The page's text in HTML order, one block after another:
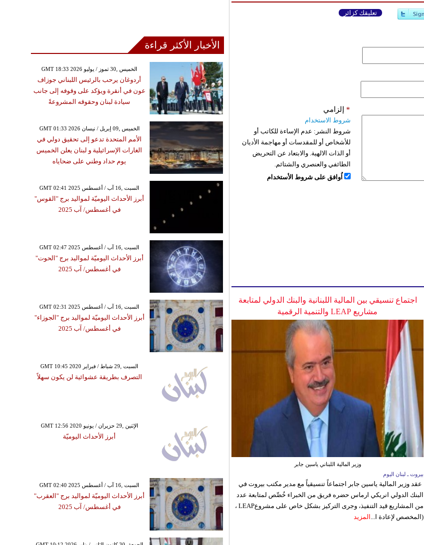
تعليقك كزائر
إلزامي *
شروط الاستخدام
شروط النشر: عدم الإساءة للكاتب أو
للأشخاص أو للمقدسات أو مهاجمة الأديان
أو الذات الالهية. والابتعاد عن التحريض
الطائفي والعنصري والشتائم.
اُوافق على شروط الأستخدام
اجتماع تنسيقي بين المالية اللبنانية والبنك الدولي لمتابعة
مشاريع LEAP والتنمية الرقمية
وزير المالية اللبناني ياسين جابر
بيروت ـ لبنان اليوم
عقد وزير المالية ياسين جابر اجتماعاً تنسيقياً مع مدير مكتب بيروت في
البنك الدولي انريكي ارماس حضره فريق من الخبراء خُصِّص لمتابعة عدد
من المشاريع قيد التنفيذ، وجرى التركيز بشكل خاص على مشروعLEAP ،
(المخصص لإعادة ا... المزيد
الأخبار الأكثر قراءة
GMT 18:33 2026 الخميس ,30 تموز / يوليو
أردوغان يرحب بالرئيس اللبناني جوزاف
عون في أنقرة ويؤكد على وقوفه إلى جانب
سيادة لبنان وحقوقه المشروعةً
GMT 01:33 2026 الخميس ,09 إبريل / نيسان
الأمم المتحدة تدعو إلى تحقيق دولي في
الغارات الإسرائيلية و لبنان يعلن الخميس
يوم حداد وطني على ضحاياه
GMT 02:41 2025 السبت ,16 آب / أغسطس
أبرز الأحداث اليوميّة لمواليد برج "القوس"
في أغسطس/ آب 2025
GMT 02:47 2025 السبت ,16 آب / أغسطس
أبرز الأحداث اليوميّة لمواليد برج "الحوت"
في أغسطس/ آب 2025
GMT 02:31 2025 السبت ,16 آب / أغسطس
أبرز الأحداث اليوميّة لمواليد برج "الجوزاء"
في أغسطس/ آب 2025
GMT 10:45 2020 السبت ,29 شباط / فبراير
التصرف بطريقة عشوائية لن يكون سهلاً
GMT 12:56 2020 الإثنين ,29 حزيران / يونيو
أبرز الأحداث اليوميّة
GMT 02:40 2025 السبت ,16 آب / أغسطس
أبرز الأحداث اليوميّة لمواليد برج "العقرب"
في أغسطس/ آب 2025